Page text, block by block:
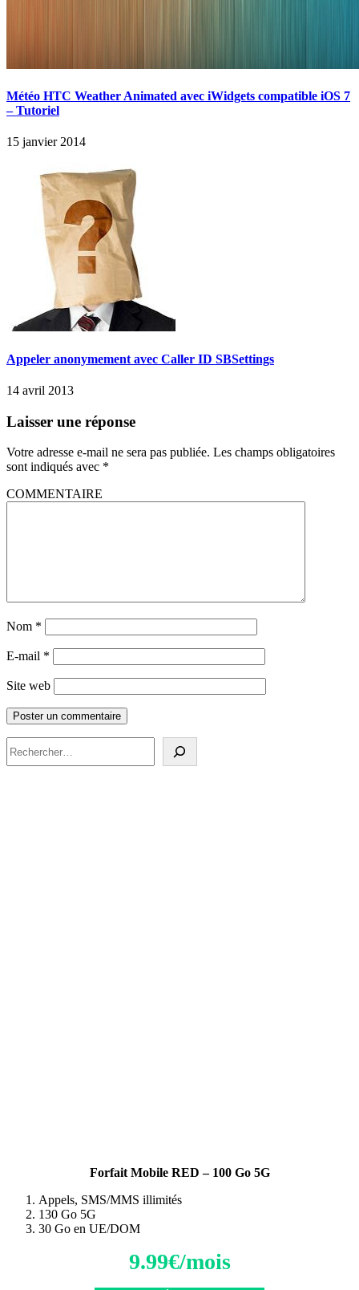
Météo HTC Weather Animated avec iWidgets compatible iOS 7
– Tutoriel
15 janvier 2014
Appeler anonymement avec Caller ID SBSettings
14 avril 2013
Laisser une réponse
Votre adresse e-mail ne sera pas publiée. Les champs obligatoires
sont indiqués avec *
COMMENTAIRE
Nom *
E-mail *
Site web
Forfait Mobile RED – 100 Go 5G
Appels, SMS/MMS illimités
130 Go 5G
30 Go en UE/DOM
9.99€/mois